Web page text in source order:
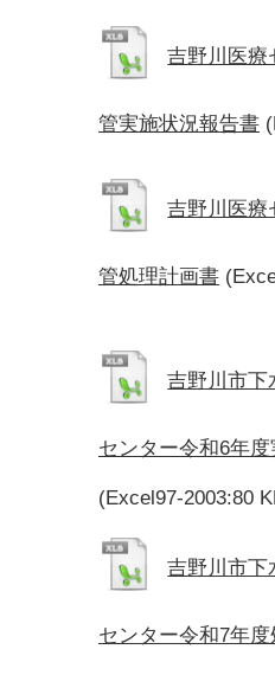
吉野川医療
管実施状況報告書
吉野川医療
管処理計画書
吉野川市下
センター令和6年
(Excel97-2003:80
吉野川市下
センター令和7年